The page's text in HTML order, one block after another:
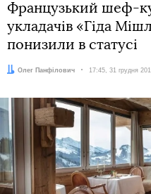
Французький шеф-
укладачів «Гіда
понизили в статусі
Автор:
Олег Панфілович Дата:
17:45, 31 грудня